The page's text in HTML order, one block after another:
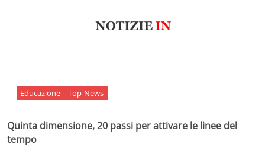
Educazione Top-News
Quinta dimensione, 20 passi per attivare le linee del
tempo